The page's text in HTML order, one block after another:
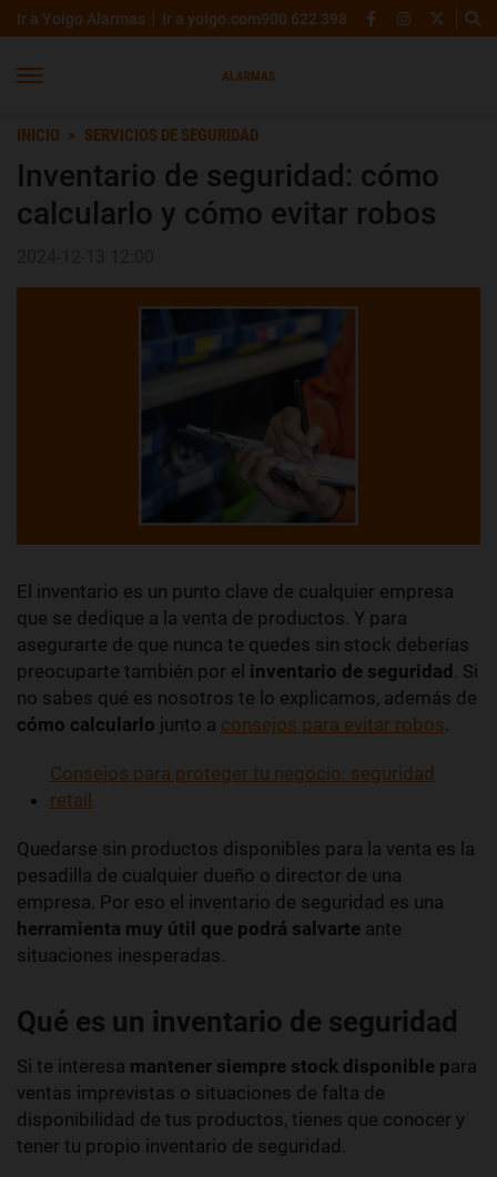
Ir a Yoigo Alarmas Ir a yoigo.com900 622 398
INICIO SERVICIOS DE SEGURIDAD
Inventario de seguridad: cómo
calcularlo y cómo evitar robos
El inventario es un punto clave de cualquier empresa
que se dedique a la venta de productos. Y para
asegurarte de que nunca te quedes sin stock deberías
preocuparte también por el inventario de seguridad . Si
no sabes qué es nosotros te lo explicamos, además de
cómo calcularlo junto a consejos para evitar robos.
Consejos para proteger tu negocio: seguridad
retail
Quedarse sin productos disponibles para la venta es la
pesadilla de cualquier dueño o director de una
empresa. Por eso el inventario de seguridad es una
herramienta muy útil que podrá salvarte ante
situaciones inesperadas.
Qué es un inventario de seguridad
Si te interesa mantener siempre stock disponible para
ventas imprevistas o situaciones de falta de
disponibilidad de tus productos, tienes que conocer y
tener tu propio inventario de seguridad.